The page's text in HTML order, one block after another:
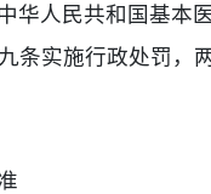
华人民共和国基本
条实施行政处罚，